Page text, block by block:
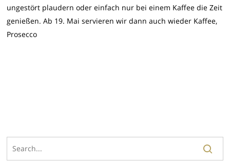
ungestört plaudern oder einfach nur bei einem Kaffee die Zeit
genießen. Ab 19. Mai servieren wir dann auch wieder Kaffee,
Prosecco